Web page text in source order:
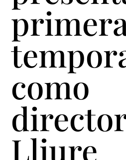
como
Lliure